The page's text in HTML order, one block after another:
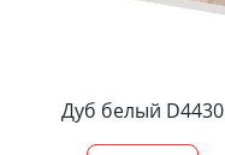
Дуб белый D4430